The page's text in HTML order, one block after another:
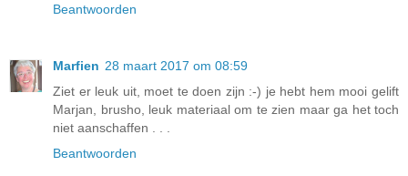
Beantwoorden
Marfien 28 maart 2017 om 08:59
Ziet er leuk uit, moet te doen zijn :-) je hebt hem mooi gelift
Marjan, brusho, leuk materiaal om te zien maar ga het toch
niet aanschaffen . . .
Beantwoorden